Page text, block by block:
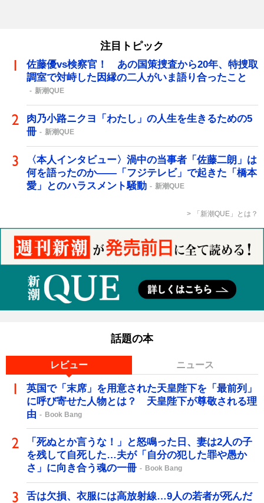
注目トピック
佐藤優vs検察官！ あの国策捜査から20年、特捜取
調室で対峙した因縁の二人がいま語り合ったこと
新潮QUE
肉乃小路ニクヨ「わたし」の人生を生きるための5
冊
新潮QUE
〈本人インタビュー〉渦中の当事者「佐藤二朗」は
何を語ったのか――「フジテレビ」で起きた「橋本
愛」とのハラスメント騒動
新潮QUE
「新潮QUE」とは？
話題の本
レビュー ニュース
英国で「末席」を用意された天皇陛下を「最前列」
に呼び寄せた人物とは？ 天皇陛下が尊敬される理
由
Book Bang
「死ぬとか言うな！」と怒鳴った日、妻は2人の子
を残して自死した…夫が「自分の犯した罪や愚か
さ」に向き合う魂の一冊
Book Bang
舌は欠損、衣服には高放射線…9人の若者が死んだ